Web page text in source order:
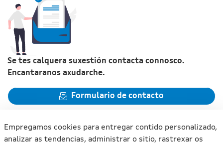
Se tes calquera suxestión contacta connosco.
Encantaranos axudarche.
Formulario de contacto
Empregamos cookies para entregar contido personalizado,
analizar as tendencias, administrar o sitio, rastrexar os